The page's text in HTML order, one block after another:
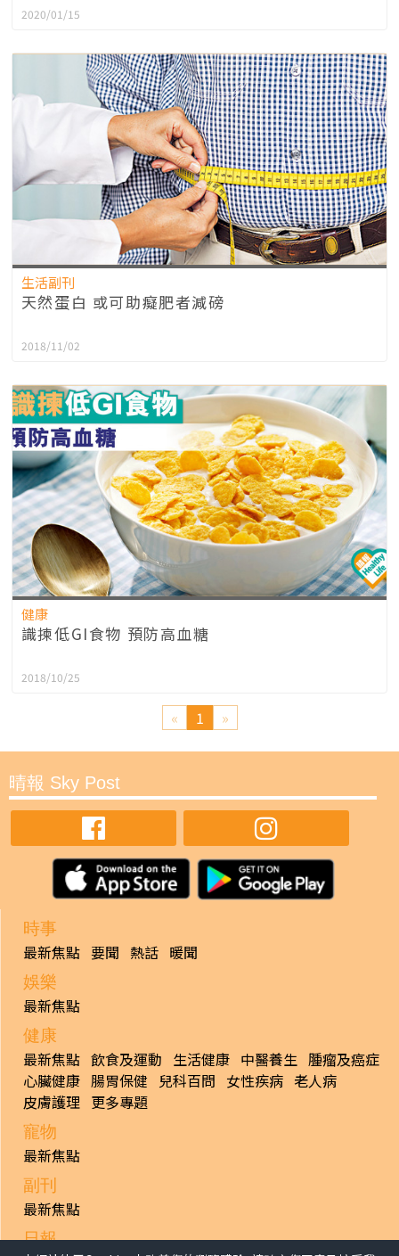
2020/01/15
生活副刊
天然蛋白 或可助癡肥者減磅
2018/11/02
健康
識揀低GI食物 預防高血糖
2018/10/25
« 1 »
晴報 Sky Post
時事
最新焦點 要聞 熱話 暖聞
娛樂
最新焦點
健康
最新焦點 飲食及運動 生活健康 中醫養生 腫瘤及癌症
心臟健康 腸胃保健 兒科百問 女性疾病 老人病
皮膚護理 更多專題
寵物
最新焦點
副刊
最新焦點
日報